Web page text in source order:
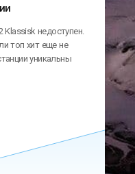
недоступен.
топ хит еще не
уникальны